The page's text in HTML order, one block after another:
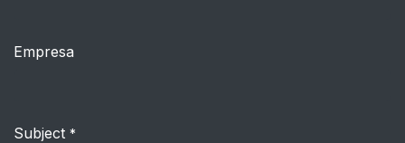
Empresa
Subject *